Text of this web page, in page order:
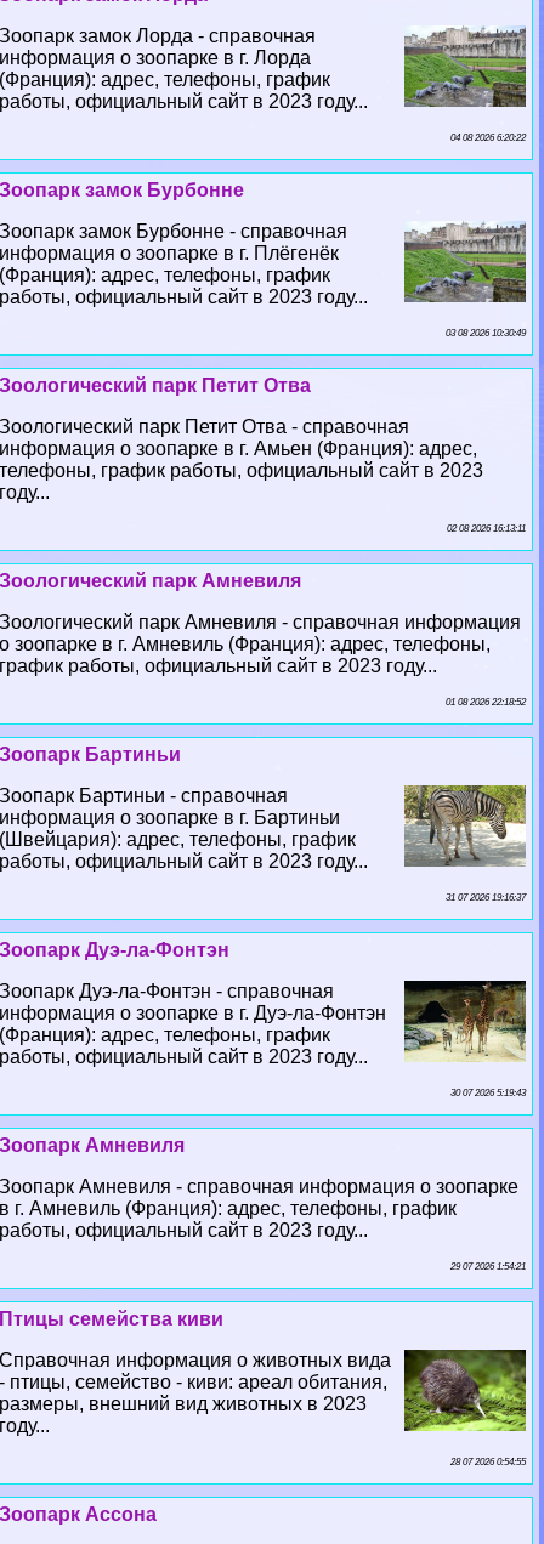
Зоопарк замок Лорда - справочная
информация о зоопарке в г. Лорда
(Франция): адрес, телефоны, график
работы, официальный сайт в 2023 году...
04 08 2026 6:20:22
Зоопарк замок Бурбонне
Зоопарк замок Бурбонне - справочная
информация о зоопарке в г. Плёгенёк
(Франция): адрес, телефоны, график
работы, официальный сайт в 2023 году...
03 08 2026 10:30:49
Зоологический парк Петит Отва
Зоологический парк Петит Отва - справочная
информация о зоопарке в г. Амьен (Франция): адрес,
телефоны, график работы, официальный сайт в 2023
году...
02 08 2026 16:13:11
Зоологический парк Амневиля
Зоологический парк Амневиля - справочная информация
о зоопарке в г. Амневиль (Франция): адрес, телефоны,
график работы, официальный сайт в 2023 году...
01 08 2026 22:18:52
Зоопарк Бартиньи
Зоопарк Бартиньи - справочная
информация о зоопарке в г. Бартиньи
(Швейцария): адрес, телефоны, график
работы, официальный сайт в 2023 году...
31 07 2026 19:16:37
Зоопарк Дуэ-ла-Фонтэн
Зоопарк Дуэ-ла-Фонтэн - справочная
информация о зоопарке в г. Дуэ-ла-Фонтэн
(Франция): адрес, телефоны, график
работы, официальный сайт в 2023 году...
30 07 2026 5:19:43
Зоопарк Амневиля
Зоопарк Амневиля - справочная информация о зоопарке
в г. Амневиль (Франция): адрес, телефоны, график
работы, официальный сайт в 2023 году...
29 07 2026 1:54:21
Птицы семейства киви
Справочная информация о животных вида
- птицы, семейство - киви: ареал обитания,
размеры, внешний вид животных в 2023
году...
28 07 2026 0:54:55
Зоопарк Ассона